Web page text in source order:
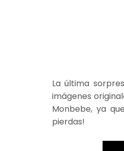
La última
imágenes
Monbebe, ya
pierdas!